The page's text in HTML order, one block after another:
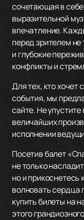
сочетающая в
выразительной
впечатление.
перед зрителем не
и глубокие
конфликты и
Для тех, кто хочет
события, мы
сайте. Не
величайших
исполнении
Посетив балет
не только
но и прикоснетесь
волновать сердца
купить билеты на
этого